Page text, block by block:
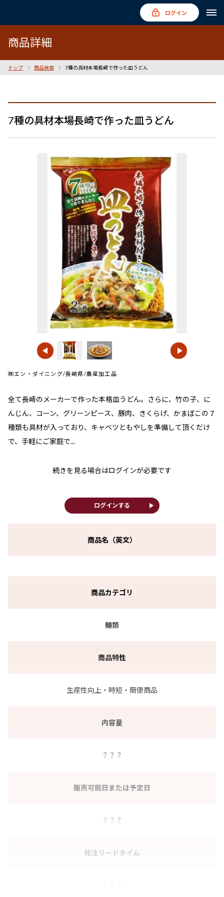
ログイン
商品詳細
トップ 商品検索 7種の具材本場長崎で作った皿うどん
7種の具材本場長崎で作った皿うどん
㈱エン・ダイニング/長崎県/農産加工品
全て長崎のメーカーで作った本格皿うどん。さらに、竹の子、に
んじん、コーン、グリーンピース、豚肉、きくらげ、かまぼこの７
種類も具材が入っており、キャベツともやしを準備して頂くだけ
で、手軽にご家庭で...
続きを見る場合はログインが必要です
ログインする play_arrow
商品名（英文）
商品カテゴリ
麺類
商品特性
生産性向上・時短・簡便商品
内容量
？？？
販売可能日または予定日
？？？
発注リードタイム